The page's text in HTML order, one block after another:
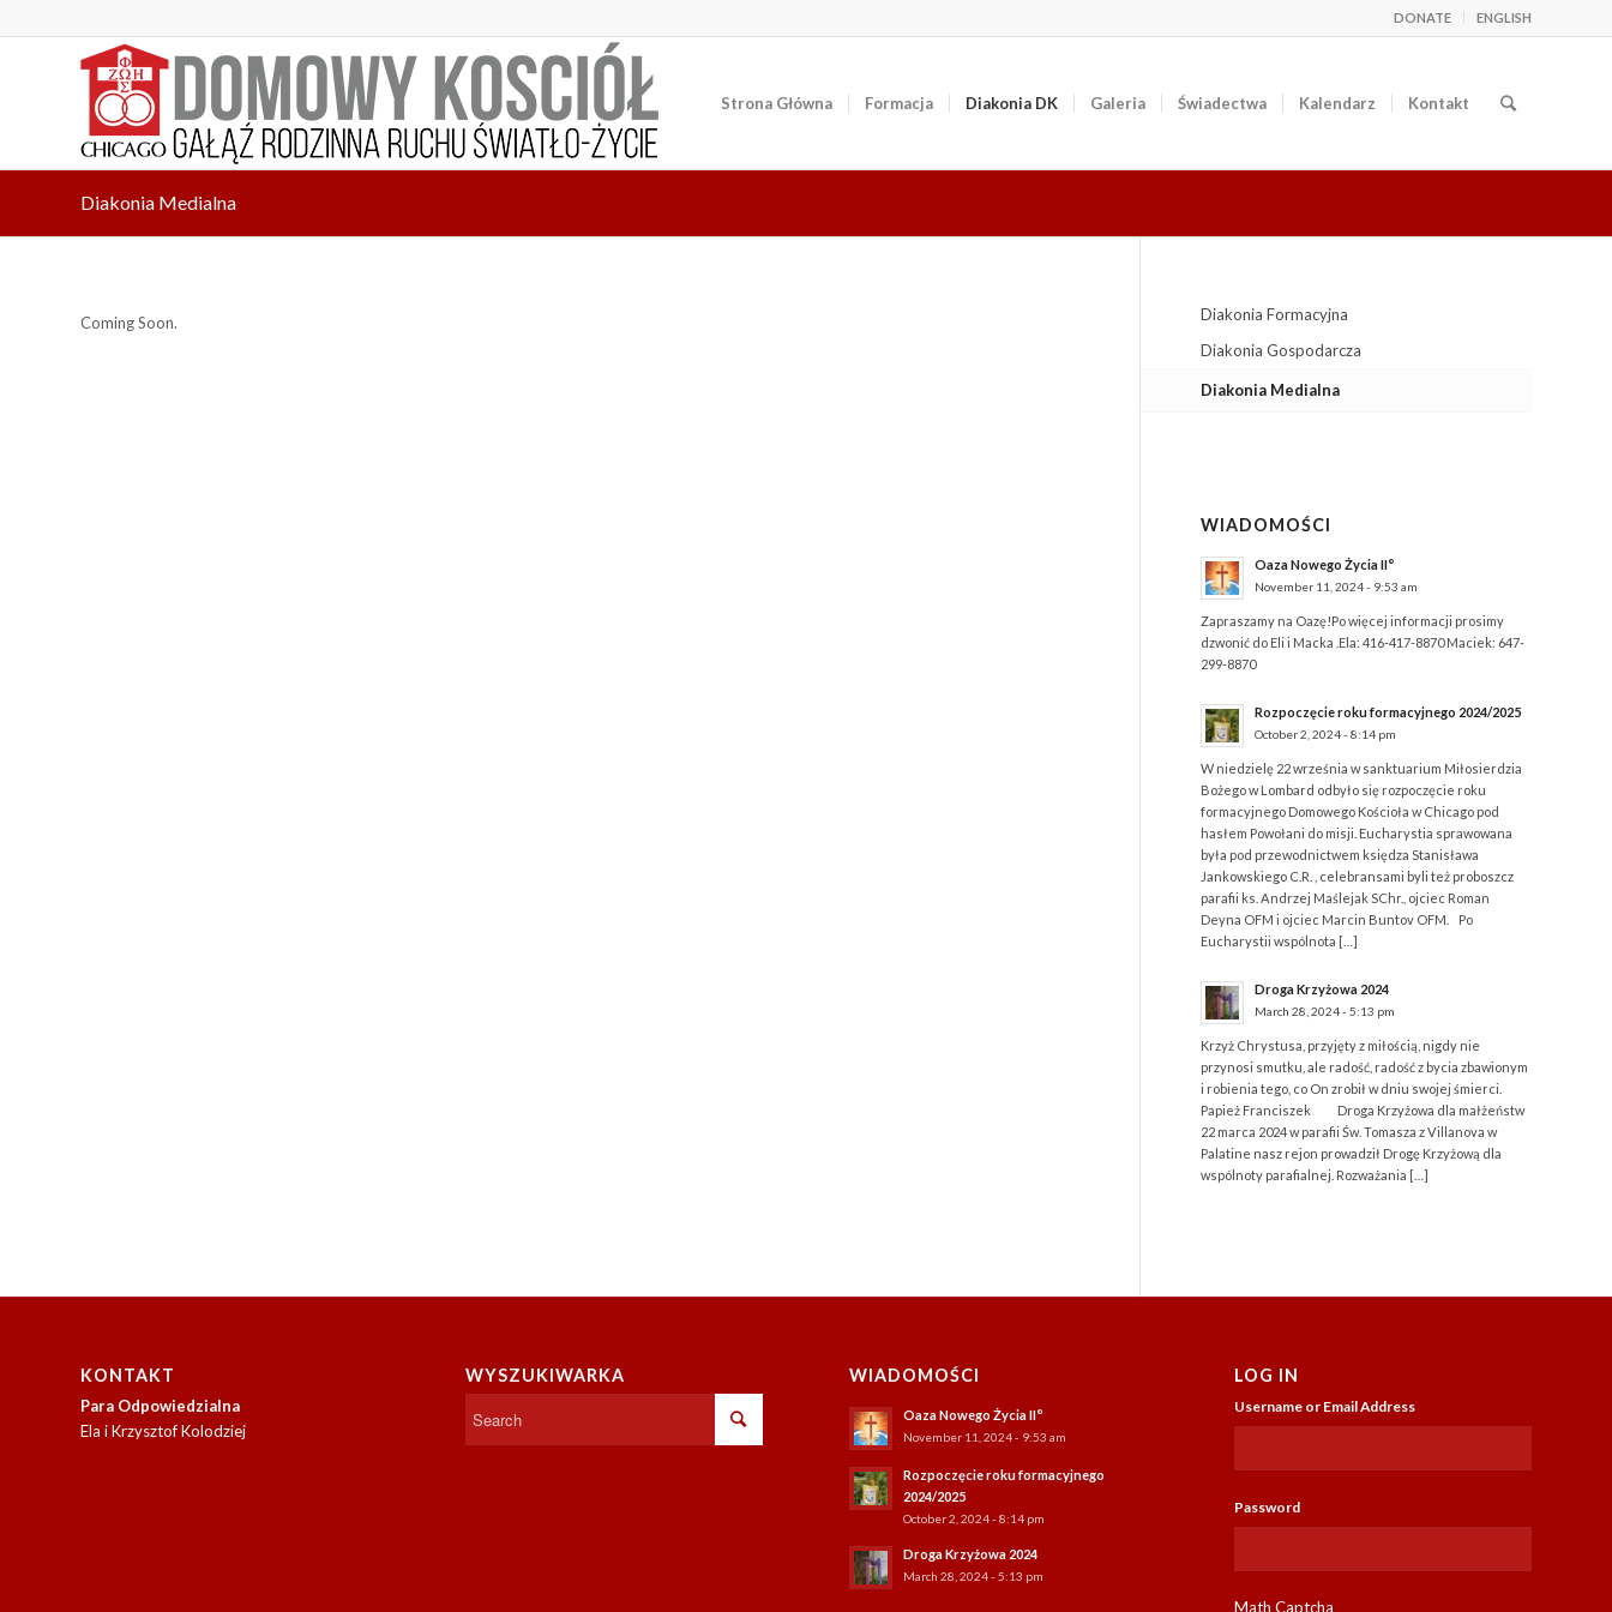
DONATE ENGLISH
Strona Główna Formacja Diakonia DK Galeria Świadectwa Kalendarz Kontakt
Diakonia Medialna
Coming Soon.
Diakonia Formacyjna
Diakonia Gospodarcza
Diakonia Medialna
WIADOMOŚCI
Oaza Nowego Życia II°
November 11, 2024 - 9:53 am
Zapraszamy na Oazę!Po więcej informacji prosimy
dzwonić do Eli i Macka .Ela: 416-417-8870 Maciek: 647-
299-8870
Rozpoczęcie roku formacyjnego 2024/2025
October 2, 2024 - 8:14 pm
W niedzielę 22 września w sanktuarium Miłosierdzia
Bożego w Lombard odbyło się rozpoczęcie roku
formacyjnego Domowego Kościoła w Chicago pod
hasłem Powołani do misji. Eucharystia sprawowana
była pod przewodnictwem księdza Stanisława
Jankowskiego C.R. , celebransami byli też proboszcz
parafii ks. Andrzej Maślejak SChr., ojciec Roman
Deyna OFM i ojciec Marcin Buntov OFM. Po
Eucharystii wspólnota […]
Droga Krzyżowa 2024
March 28, 2024 - 5:13 pm
Krzyż Chrystusa, przyjęty z miłością, nigdy nie
przynosi smutku, ale radość, radość z bycia zbawionym
i robienia tego, co On zrobił w dniu swojej śmierci.
Papież Franciszek Droga Krzyżowa dla małżeństw
22 marca 2024 w parafii Św. Tomasza z Villanova w
Palatine nasz rejon prowadził Drogę Krzyżową dla
wspólnoty parafialnej. Rozważania […]
KONTAKT
Para Odpowiedzialna
Ela i Krzysztof Kolodziej
WYSZUKIWARKA WIADOMOŚCI
Oaza Nowego Życia II°
November 11, 2024 - 9:53 am
Rozpoczęcie roku formacyjnego
2024/2025
October 2, 2024 - 8:14 pm
Droga Krzyżowa 2024
March 28, 2024 - 5:13 pm
LOG IN
Username or Email Address
Password
Math Captcha